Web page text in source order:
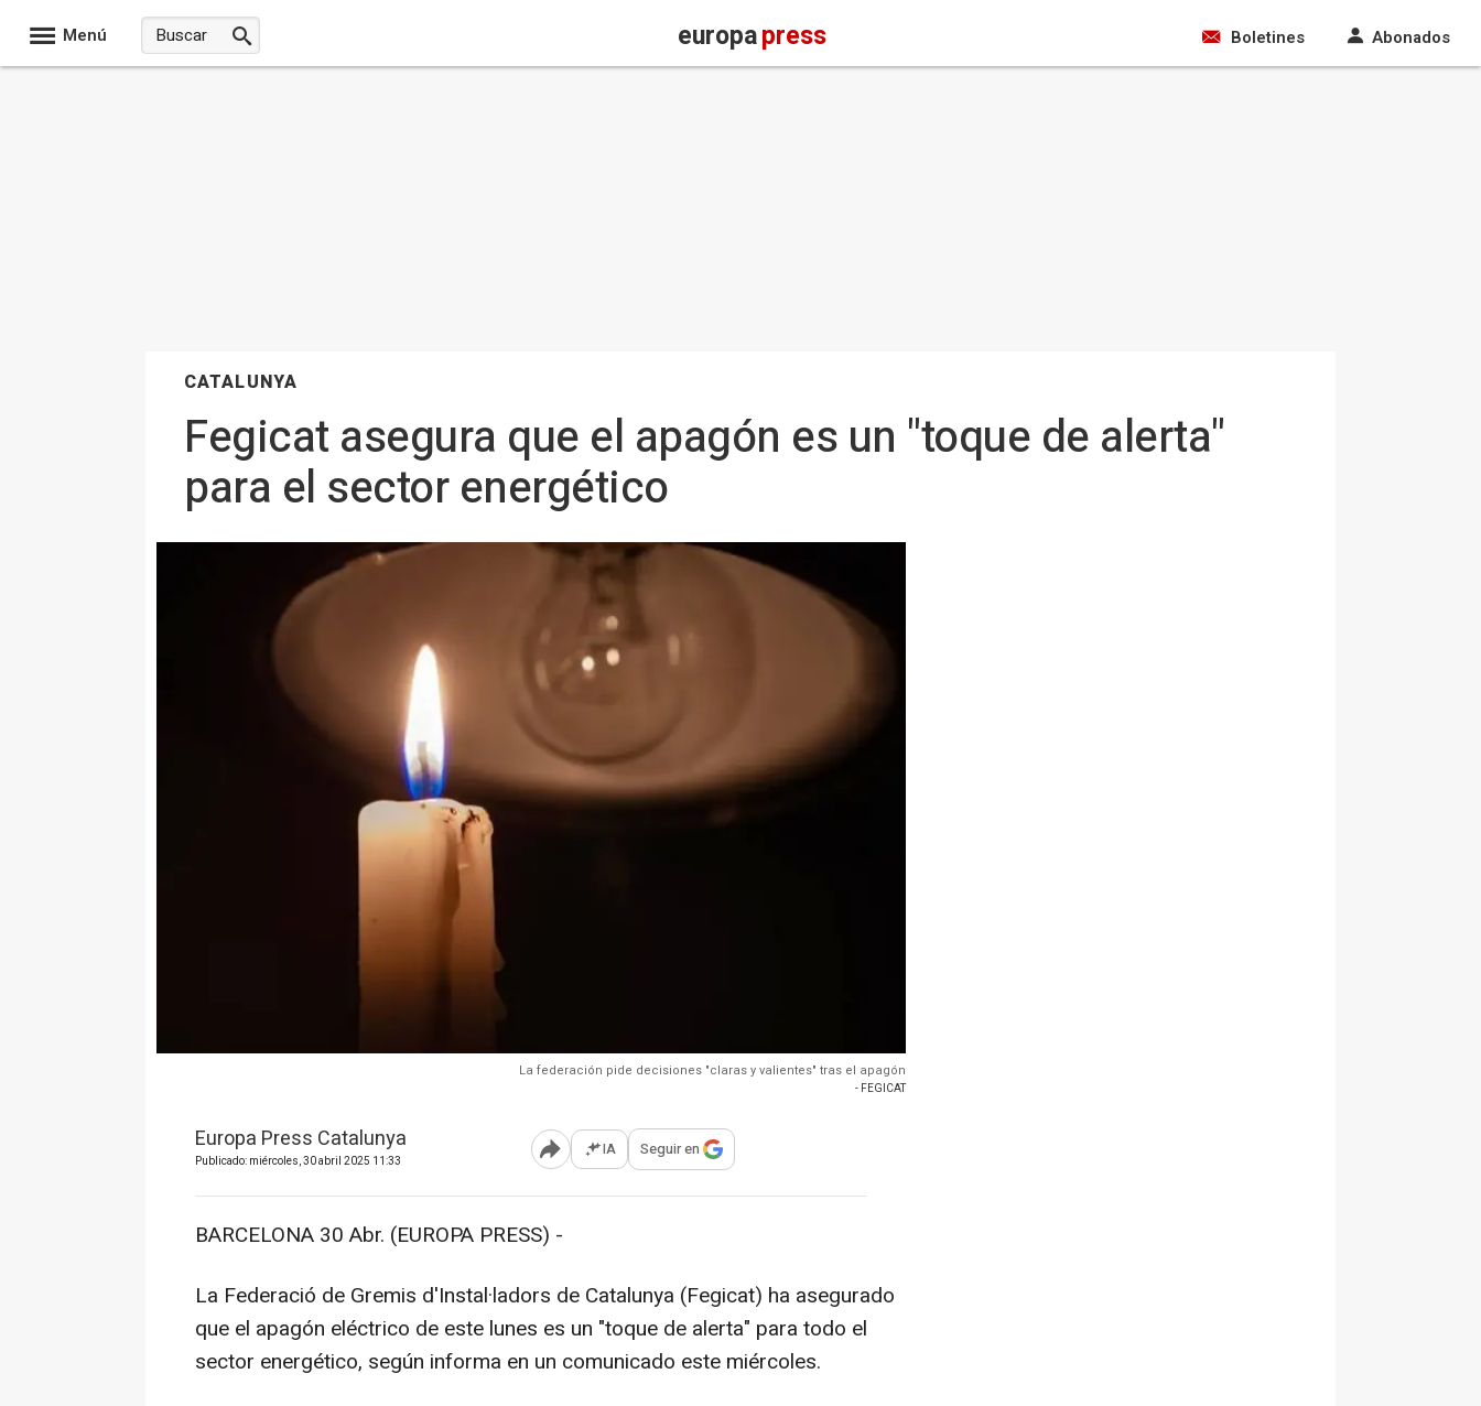
Menú europapress Boletines Abonados
CATALUNYA
Fegicat asegura que el apagón es un "toque de alerta"
para el sector energético
La federación pide decisiones "claras y valientes" tras el apagón
- FEGICAT
Europa Press Catalunya
Publicado: miércoles, 30 abril 2025 11:33 Abrir opciones para compartir
IA Seguir en
BARCELONA 30 Abr. (EUROPA PRESS) -
La Federació de Gremis d'Instal·ladors de Catalunya (Fegicat) ha asegurado
que el apagón eléctrico de este lunes es un "toque de alerta" para todo el
sector energético, según informa en un comunicado este miércoles.